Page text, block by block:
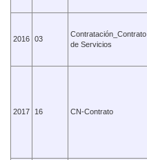
2016 03
Contratación_Contrato
de Servicios
2017 16 CN-Contrato